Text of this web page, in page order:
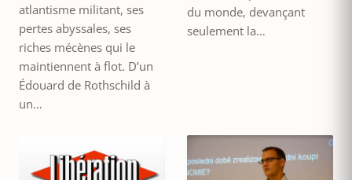
atlantisme militant, ses
pertes abyssales, ses
riches mécènes qui le
maintiennent à flot. D’un
Édouard de Rothschild à
un…
du monde, devançant
seulement la…